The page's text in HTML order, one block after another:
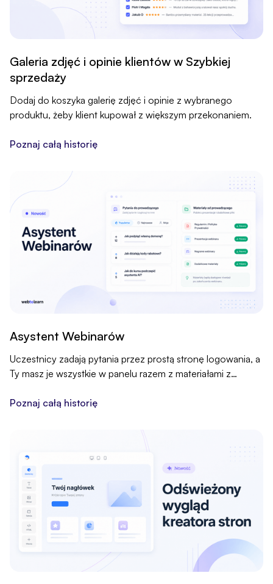
Galeria zdjęć i opinie klientów w Szybkiej
sprzedaży
Dodaj do koszyka galerię zdjęć i opinie z wybranego
produktu, żeby klient kupował z większym przekonaniem.
Poznaj całą historię
Asystent Webinarów
Uczestnicy zadają pytania przez prostą stronę logowania, a
Ty masz je wszystkie w panelu razem z materiałami z
Poznaj całą historię